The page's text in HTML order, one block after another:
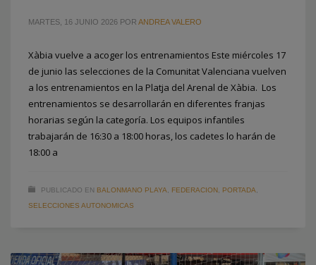
MARTES, 16 JUNIO 2026 POR ANDREA VALERO
Xàbia vuelve a acoger los entrenamientos Este miércoles 17
de junio las selecciones de la Comunitat Valenciana vuelven
a los entrenamientos en la Platja del Arenal de Xàbia. Los
entrenamientos se desarrollarán en diferentes franjas
horarias según la categoría. Los equipos infantiles
trabajarán de 16:30 a 18:00 horas, los cadetes lo harán de
18:00 a
PUBLICADO EN BALONMANO PLAYA FEDERACION PORTADA
SELECCIONES AUTONOMICAS